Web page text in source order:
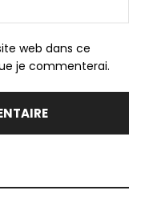
:
web dans ce
je commenterai.